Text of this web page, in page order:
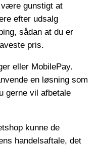
gunstigt at
efter udsalg
sådan at du er
pris.
eller MobilePay.
en løsning som
gerne vil afbetale
kunne de
handelsaftale, det